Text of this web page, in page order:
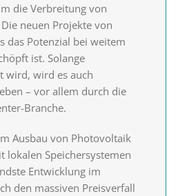
die Verbreitung von
neuen Projekte von
das Potenzial bei weitem
ist. Solange
wird, wird es auch
– vor allem durch die
Branche.
Ausbau von Photovoltaik
lokalen Speichersystemen
Entwicklung im
den massiven Preisverfall